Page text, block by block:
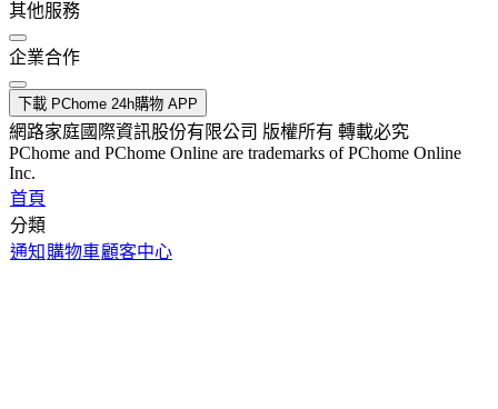
其他服務
企業合作
下載 PChome 24h購物 APP
網路家庭國際資訊股份有限公司 版權所有 轉載必究
PChome and PChome Online are trademarks of PChome Online
Inc.
首頁
分類
通知 購物車顧客中心